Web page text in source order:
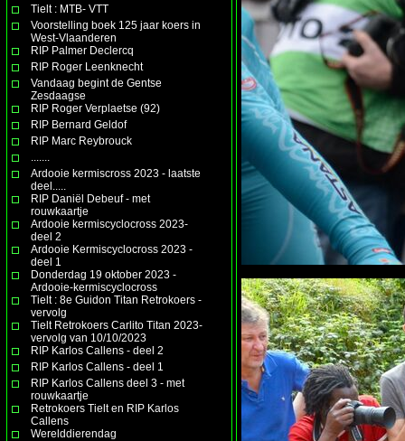
Tielt : MTB- VTT
Voorstelling boek 125 jaar koers in
West-Vlaanderen
RIP Palmer Declercq
RIP Roger Leenknecht
Vandaag begint de Gentse
Zesdaagse
RIP Roger Verplaetse (92)
RIP Bernard Geldof
RIP Marc Reybrouck
Ardooie kermiscross 2023 - laatste
deel.....
RIP Daniël Debeuf - met
rouwkaartje
Ardooie kermiscyclocross 2023-
deel 2
Ardooie Kermiscyclocross 2023 -
deel 1
Donderdag 19 oktober 2023 -
Ardooie-kermiscyclocross
Tielt : 8e Guidon Titan Retrokoers -
vervolg
Tielt Retrokoers Carlito Titan 2023-
vervolg van 10/10/2023
RIP Karlos Callens - deel 2
RIP Karlos Callens - deel 1
RIP Karlos Callens deel 3 - met
rouwkaartje
Retrokoers Tielt en RIP Karlos
Callens
Werelddierendag